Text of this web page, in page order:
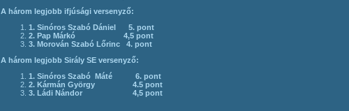
A három legjobb ifjúsági versenyző:
1. Sinóros Szabó Dániel 5. pont
2. Pap Márkó 4,5 pont
3. Morován Szabó Lőrinc 4. pont
A három legjobb Sirály SE versenyző:
1. Sinóros Szabó Máté 6. pont
2. Kármán György 4.5 pont
3. Ládi Nándor 4,5 pont